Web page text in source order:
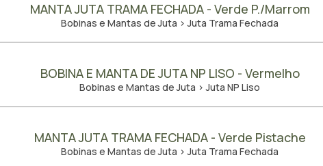
MANTA JUTA TRAMA FECHADA - Verde P./Marrom
Bobinas e Mantas de Juta > Juta Trama Fechada
BOBINA E MANTA DE JUTA NP LISO - Vermelho
Bobinas e Mantas de Juta > Juta NP Liso
MANTA JUTA TRAMA FECHADA - Verde Pistache
Bobinas e Mantas de Juta > Juta Trama Fechada